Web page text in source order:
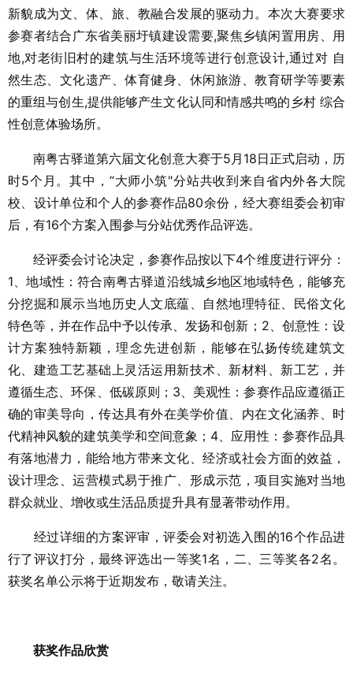
新貌成为文、体、旅、教融合发展的驱动力。本次大赛要求
参赛者结合广东省美丽圩镇建设需要,聚焦乡镇闲置用房、用
地,对老街旧村的建筑与生活环境等进行创意设计,通过对 自
然生态、文化遗产、体育健身、休闲旅游、教育研学等要素
的重组与创生,提供能够产生文化认同和情感共鸣的乡村 综合
性创意体验场所。
南粤古驿道第六届文化创意大赛于5月18日正式启动，历
时5个月。其中，“大师小筑"分站共收到来自省内外各大院
校、设计单位和个人的参赛作品80余份，经大赛组委会初审
后，有16个方案入围参与分站优秀作品评选。
经评委会讨论决定，参赛作品按以下4个维度进行评分：
1、地域性：符合南粤古驿道沿线城乡地区地域特色，能够充
分挖掘和展示当地历史人文底蕴、自然地理特征、民俗文化
特色等，并在作品中予以传承、发扬和创新；2、创意性：设
计方案独特新颖，理念先进创新，能够在弘扬传统建筑文
化、建造工艺基础上灵活运用新技术、新材料、新工艺，并
遵循生态、环保、低碳原则；3、美观性：参赛作品应遵循正
确的审美导向，传达具有外在美学价值、内在文化涵养、时
代精神风貌的建筑美学和空间意象；4、应用性：参赛作品具
有落地潜力，能给地方带来文化、经济或社会方面的效益，
设计理念、运营模式易于推广、形成示范，项目实施对当地
群众就业、增收或生活品质提升具有显著带动作用。
经过详细的方案评审，评委会对初选入围的16个作品进
行了评议打分，最终评选出一等奖1名，二、三等奖各2名。
获奖名单公示将于近期发布，敬请关注。
获奖作品欣赏